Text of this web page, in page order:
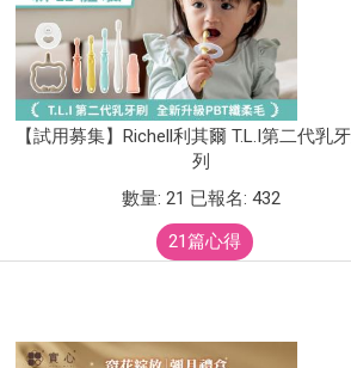
【試用募集】Richell利其爾 T.L.I第二代乳
列
數量: 21 已報名: 432
21篇心得